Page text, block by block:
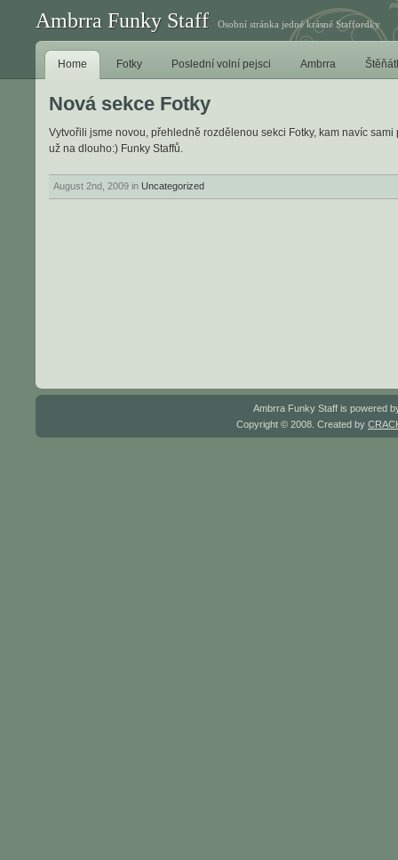
Ambrra Funky Staff Osobní stránka jedné krásné Staffordky
Home Fotky Poslední volní pejsci Ambrra
Nová sekce Fotky
Vytvořili jsme novou, přehledně rozdělenou sekci Fotky, kam navíc
už na dlouho:) Funky Staffů.
August 2nd, 2009 in Uncategorized
Ambrra Funky Staff is powered
Copyright © 2008. Created by